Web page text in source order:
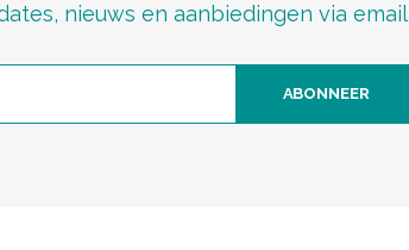
nieuws en aanbiedingen via email
ABONNEER